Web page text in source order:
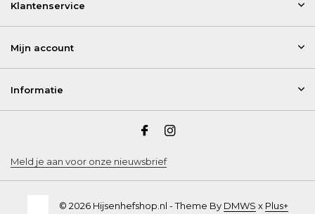
Klantenservice
Mijn account
Informatie
Meld je aan voor onze nieuwsbrief
© 2026 Hijsenhefshop.nl - Theme By DMWS x Plus+